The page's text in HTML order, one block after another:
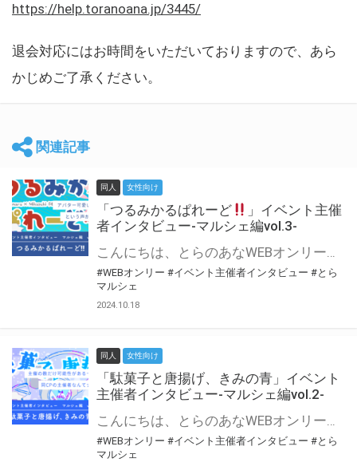
https://help.toranoana.jp/3445/
退会対応にはお時間をいただいておりますので、あら
かじめご了承ください。
関連記事
同人 女性向け
「つるみかるぱれーど
」イベント主催
者インタビュー-マルシェ編vol.3-
こんにちは、とらのあなWEBオンリー運営スタッフです。 新たにお届けする、イベント主催者インタビュー-マルシェ編-は、 とらのあなWEBオンリー「マルシェ」をご利用した主催様に 「マルシェ」を使って開催した感想や心がけをお聞きする企画です。 今回は、WEBオンリー初開催「つるみかるぱれーど
#WEBオンリー #イベント主催者インタビュー #とら
マルシェ
2024.10.18
同人 女性向け
「駄菓子と唐揚げ、きみの青」イベント
主催者インタビュー-マルシェ編vol.2-
こんにちは、とらのあなWEBオンリー運営スタッフです。 新たにお届けする、イベント主催者インタビュー-マルシェ編-は、 とらのあなWEBオンリー「マルシェ」をご利用の主催様に 「マルシェ」を使ってイベントを開催した感想や心がけをお聞きする企画です。 今回は、WEBオンリー初開催「駄菓子と唐揚げ、きみの青」より、 主催のぎこ六屋様にお話を伺いました。 協力：ぎこ六屋様／イベント公式Twitter（@krkgwks） とらのあなWEBオンリー「マルシェ」とは？ WEBオンリーでリアルタイムでコミュニケーションがとれるオンライン会場です。
#WEBオンリー #イベント主催者インタビュー #とら
マルシェ